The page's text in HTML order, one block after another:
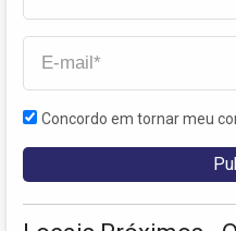
Concordo em tornar meu